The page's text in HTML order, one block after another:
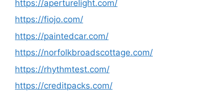
https://aperturelight.com/
https://fiojo.com/
https://paintedcar.com/
https://norfolkbroadscottage.com/
https://rhythmtest.com/
https://creditpacks.com/